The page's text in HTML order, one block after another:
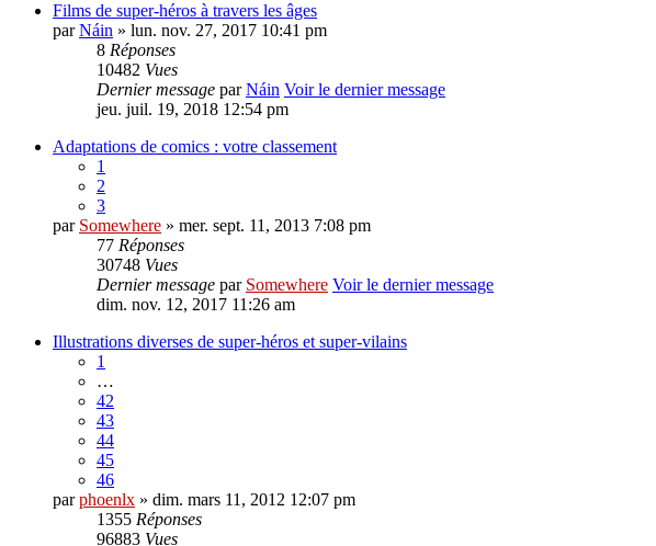
Films de super-héros à travers les âges
parNáin » lun. nov. 27, 2017 10:41 pm
8 Réponses
10482 Vues
Dernier message parNáin Voir le dernier message
jeu. juil. 19, 2018 12:54 pm
Adaptations de comics : votre classement
1
2
3
par Somewhere » mer. sept. 11, 2013 7:08 pm
77 Réponses
30748 Vues
Dernier message par Somewhere Voir le dernier message
dim. nov. 12, 2017 11:26 am
Illustrations diverses de super-héros et super-vilains
1
…
42
43
44
45
46
parphoenlx » dim. mars 11, 2012 12:07 pm
1355 Réponses
96883 Vues